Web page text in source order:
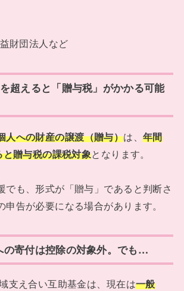
財団法人など
超えると「贈与税」がかかる可能
人への財産の譲渡（贈与）は、 年間
贈与税の課税対象となります。
でも、形式が「贈与」であると判断さ
申告が必要になる場合があります。
の寄付は控除の対象外。でも…
支え合い互助基金は、現在は一般